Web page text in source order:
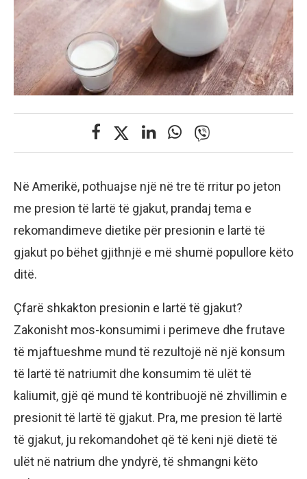
Në Amerikë, pothuajse një në tre të rritur po jeton
me presion të lartë të gjakut, prandaj tema e
rekomandimeve dietike për presionin e lartë të
gjakut po bëhet gjithnjë e më shumë popullore këto
ditë.
Çfarë shkakton presionin e lartë të gjakut?
Zakonisht mos-konsumimi i perimeve dhe frutave
të mjaftueshme mund të rezultojë në një konsum
të lartë të natriumit dhe konsumim të ulët të
kaliumit, gjë që mund të kontribuojë në zhvillimin e
presionit të lartë të gjakut. Pra, me presion të lartë
të gjakut, ju rekomandohet që të keni një dietë të
ulët në natrium dhe yndyrë, të shmangni këto